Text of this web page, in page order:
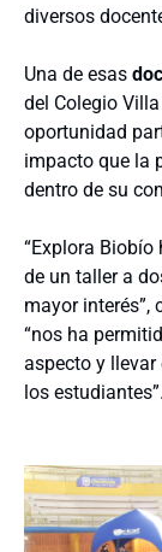
diversos
Una de esas
del Colegio
oportunidad
impacto que la
dentro de su
“Explora
de un taller a
mayor interés”,
“nos ha
aspecto y
los estudiantes”.